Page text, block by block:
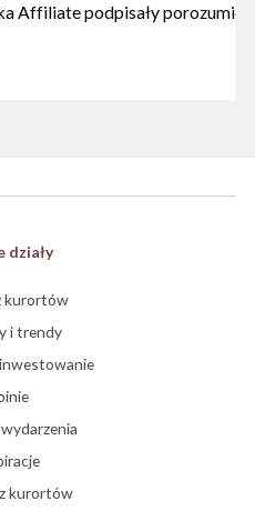
Affiliate podpisały
działy
kurortów
i trendy
kurortów